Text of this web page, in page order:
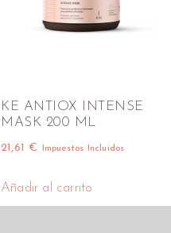
KE ANTIOX INTENSE
MASK 200 ML
21,61 € Impuestos Incluidos
Añadir al carrito